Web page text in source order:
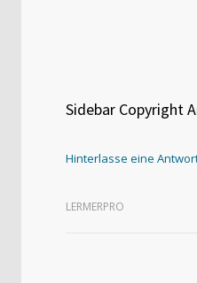
Sidebar Copyright
Hinterlasse eine
LERMERPRO